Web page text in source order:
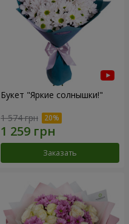
Букет "Яркие солнышки!"
1 574 грн
Заказать